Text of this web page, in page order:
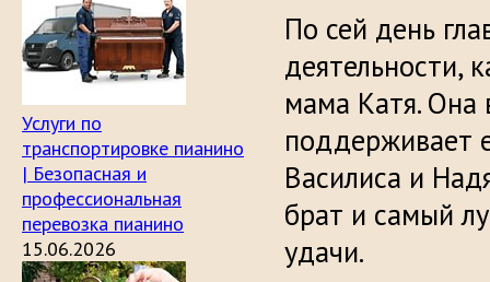
Услуги по
транспортировке пианино
| Безопасная и
профессиональная
перевозка пианино
15.06.2026
По сей день
деятельности,
мама Катя. Она
поддерживает
Василиса и
брат и самый
удачи.